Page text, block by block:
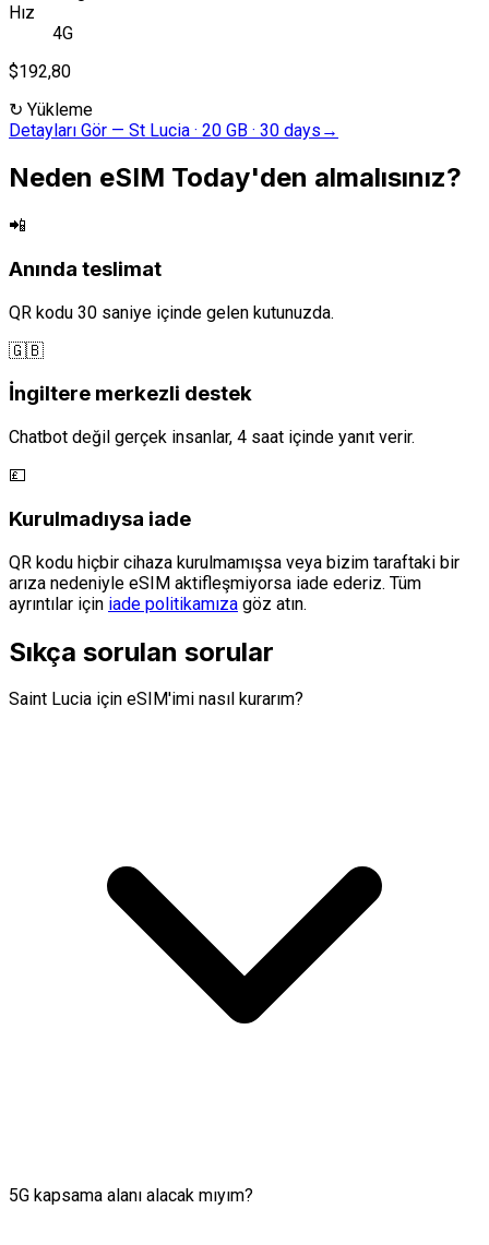
Hız
4G
$192,80
↻ Yükleme
Detayları Gör — St Lucia · 20 GB · 30 days →
Neden eSIM Today'den almalısınız?
📲
Anında teslimat
QR kodu 30 saniye içinde gelen kutunuzda.
🇬🇧
İngiltere merkezli destek
Chatbot değil gerçek insanlar, 4 saat içinde yanıt verir.
💷
Kurulmadıysa iade
QR kodu hiçbir cihaza kurulmamışsa veya bizim taraftaki bir
arıza nedeniyle eSIM aktifleşmiyorsa iade ederiz. Tüm
ayrıntılar için iade politikamıza göz atın.
Sıkça sorulan sorular
Saint Lucia için eSIM'imi nasıl kurarım?
5G kapsama alanı alacak mıyım?